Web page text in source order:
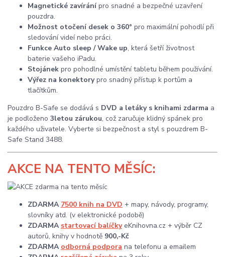
Magnetické zavíránípro snadné a bezpečné uzavření
pouzdra.
Možnost otočení desek o 360° pro maximální pohodlí při
sledování videí nebo práci.
Funkce Auto sleep / Wake up, která šetří životnost
baterie vašeho iPadu.
Stojánek pro pohodlné umístění tabletu během používání.
Výřez na konektorypro snadný přístup k portům a
tlačítkům.
Pouzdro B-Safe se dodává s DVD a letáky s knihami zdarma a
je podloženo 3letou zárukou, což zaručuje klidný spánek pro
každého uživatele. Vyberte si bezpečnost a styl s pouzdrem B-
Safe Stand 3488.
AKCE NA TENTO MĚSÍC:
ZDARMA 7500 knih na DVD + mapy, návody, programy,
slovníky atd. (v elektronické podobě)
ZDARMA startovací balíčkyeKnihovna.cz + výběr CZ
autorů, knihy v hodnotě 900,-Kč
ZDARMA odborná podpora na telefonu a emailem